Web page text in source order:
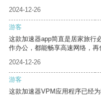
2024-12-26
游客
这款加速器app简直是居家旅行
作办公，都能畅享高速网络，再
2024-12-26
游客
这款加速器VPM应用程序已经